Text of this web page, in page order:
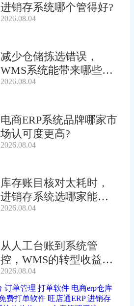
进销存系统哪个管得好?
2026.08.04
减少仓储拣选错误，
WMS系统能带来哪些连
锁收益?
2026.08.04
电商ERP系统品牌哪家市
场认可度更高?
2026.08.04
库存账目核对太耗时，
进销存系统选哪家能自
动?
2026.08.04
从人工台账到系统管
控，WMS的转型收益有
多大?
2026.08.04
订单管理 打单软件 电商erp仓库
费打单软件 旺店通ERP 进销存